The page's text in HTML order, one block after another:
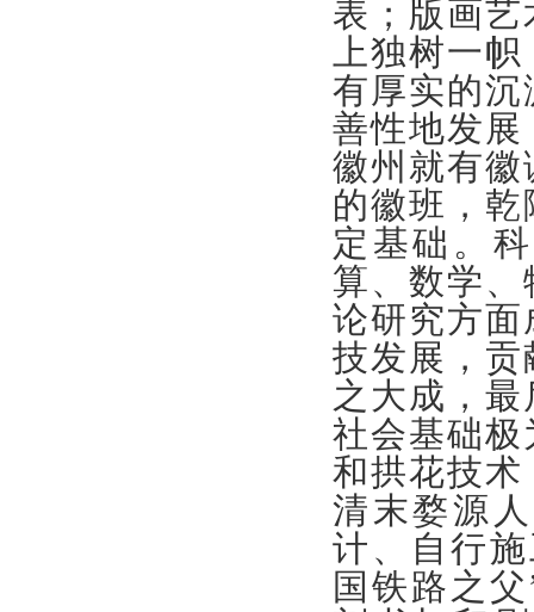
表；版画
上独树一
有厚实的
善性地发
徽州就有
的徽班，
定基础。
算、数学
论研究方
技发展，
之大成，
社会基础
和拱花技
清末婺源
计、自行
国铁路之